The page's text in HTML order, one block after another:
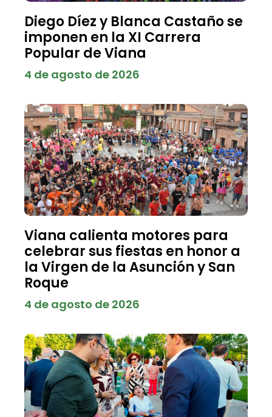
Diego Díez y Blanca Castaño se
imponen en la XI Carrera
Popular de Viana
4 de agosto de 2026
Viana calienta motores para
celebrar sus fiestas en honor a
la Virgen de la Asunción y San
Roque
4 de agosto de 2026